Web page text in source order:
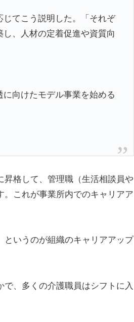
てこう説明した。「それぞ
、人材の定着促進や資質向
向けたモデル事業を始める
格して、管理職（生活相談員や
これが事業所内でのキャリアア
いうのが組織のキャリアアップ
、多くの介護職員はシフトに入